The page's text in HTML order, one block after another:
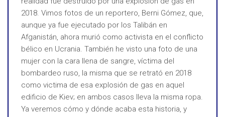
2018. Vimos fotos de un reportero, Berni Gómez, que,
aunque ya fue ejecutado por los Talibán en
Afganistán, ahora murió como activista en el conflicto
bélico en Ucrania. También he visto una foto de una
mujer con la cara llena de sangre, víctima del
bombardeo ruso, la misma que se retrató en 2018
como victima de esa explosión de gas en aquel
edificio de Kiev; en ambos casos lleva la misma ropa.
Ya veremos cómo y dónde acaba esta historia, y